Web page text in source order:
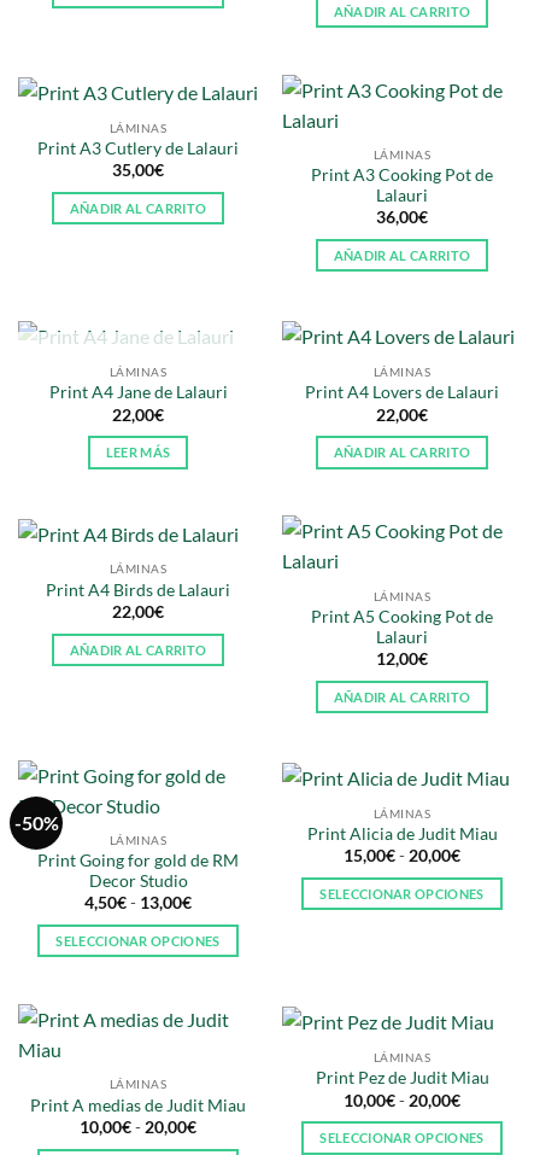
AÑADIR AL CARRITO
LÁMINAS
Print A3 Cutlery de Lalauri
35,00€
AÑADIR AL CARRITO
LÁMINAS
Print A3 Cooking Pot de
Lalauri
36,00€
AÑADIR AL CARRITO
SIN EXISTENCIAS
LÁMINAS
Print A4 Jane de Lalauri
22,00€
LEER MÁS
LÁMINAS
Print A4 Lovers de Lalauri
22,00€
AÑADIR AL CARRITO
LÁMINAS
Print A4 Birds de Lalauri
22,00€
AÑADIR AL CARRITO
LÁMINAS
Print A5 Cooking Pot de
Lalauri
12,00€
AÑADIR AL CARRITO
-50%
LÁMINAS
Print Going for gold de RM
Decor Studio
4,50€- 13,00€Rango
precios:
desde
SELECCIONAR OPCIONES
tiene
Las
opciones
se
LÁMINAS
Print Alicia de Judit Miau
15,00€-20,00€Rango
precios:
desde
SELECCIONAR OPCIONES
variantes.
opciones
se
pueden
elegir
LÁMINAS
Print A medias de Judit Miau
10,00€- 20,00€Rango
LÁMINAS
Print Pez de Judit Miau
10,00€- 20,00€Rango
precios:
desde
SELECCIONAR OPCIONES